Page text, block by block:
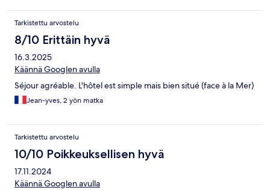
Tarkistettu arvostelu
8/10 Erittäin hyvä
16.3.2025
Käännä Googlen avulla
Séjour agréable. L'hôtel est simple mais bien situé (face à la Mer)
Jean-yves, 2 yön matka
Tarkistettu arvostelu
10/10 Poikkeuksellisen hyvä
17.11.2024
Käännä Googlen avulla